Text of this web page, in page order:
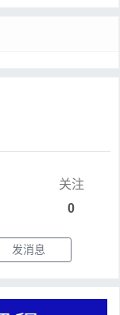
关注
0
发消息